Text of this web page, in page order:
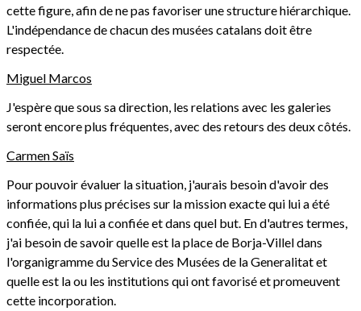
cette figure, afin de ne pas favoriser une structure hiérarchique.
L'indépendance de chacun des musées catalans doit être
respectée.
Miguel Marcos
J'espère que sous sa direction, les relations avec les galeries
seront encore plus fréquentes, avec des retours des deux côtés.
Carmen Saïs
Pour pouvoir évaluer la situation, j'aurais besoin d'avoir des
informations plus précises sur la mission exacte qui lui a été
confiée, qui la lui a confiée et dans quel but. En d'autres termes,
j'ai besoin de savoir quelle est la place de Borja-Villel dans
l'organigramme du Service des Musées de la Generalitat et
quelle est la ou les institutions qui ont favorisé et promeuvent
cette incorporation.